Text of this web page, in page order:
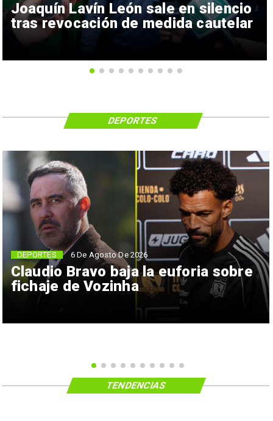
Joaquín Lavín León sale en silencio
tras revocación de medida cautelar
Claudio Bravo baja la euforia sobre
fichaje de Vozinha
DEPORTES 6 De Agosto De 2026
DEPORTES
TENDENCIAS